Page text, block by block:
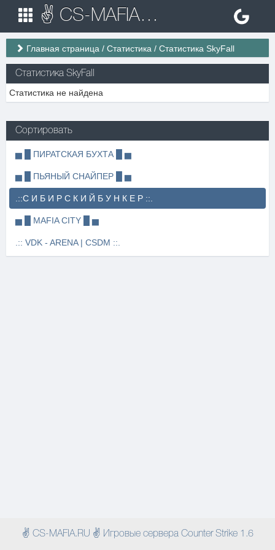
✌ CS-MAFIA.RU ✌ Игровые сервера Counter Strike 1.6
Главная страница / Статистика / Статистика SkyFall
Статистика SkyFall
Статистика не найдена
Сортировать
▅ █ ПИРАТСКАЯ БУХТА █ ▅
▅ █ ПЬЯНЫЙ СНАЙПЕР █ ▅
.::С И Б И Р С К И Й Б У Н К Е Р ::.
▅ █ MAFIA CITY █ ▅
.:: VDK - ARENA | CSDM ::.
✌ CS-MAFIA.RU ✌ Игровые сервера Counter Strike 1.6